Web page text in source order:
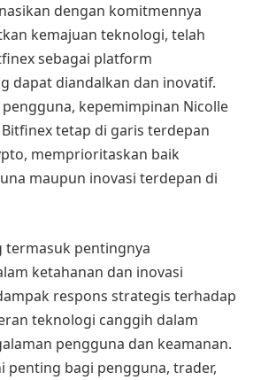
dengan komitmennya
kemajuan teknologi, telah
sebagai platform
dapat diandalkan dan inovatif.
kepemimpinan Nicolle
tetap di garis terdepan
memprioritaskan baik
maupun inovasi terdepan di
termasuk pentingnya
ketahanan dan inovasi
respons strategis terhadap
teknologi canggih dalam
pengguna dan keamanan.
penting bagi pengguna, trader,